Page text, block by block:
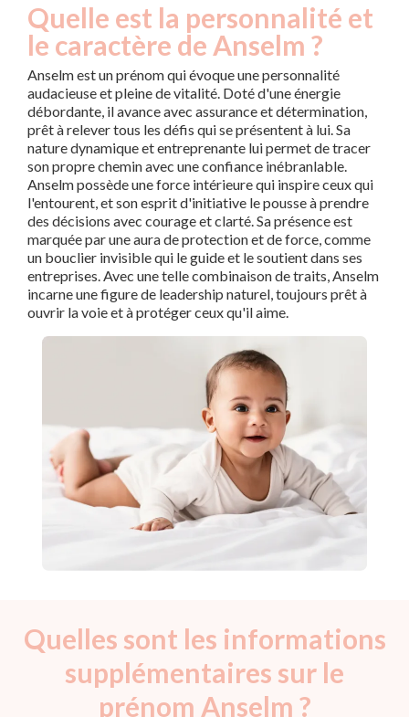
Quelle est la personnalité et
le caractère de Anselm ?
Anselm est un prénom qui évoque une personnalité
audacieuse et pleine de vitalité. Doté d'une énergie
débordante, il avance avec assurance et détermination,
prêt à relever tous les défis qui se présentent à lui. Sa
nature dynamique et entreprenante lui permet de tracer
son propre chemin avec une confiance inébranlable.
Anselm possède une force intérieure qui inspire ceux qui
l'entourent, et son esprit d'initiative le pousse à prendre
des décisions avec courage et clarté. Sa présence est
marquée par une aura de protection et de force, comme
un bouclier invisible qui le guide et le soutient dans ses
entreprises. Avec une telle combinaison de traits, Anselm
incarne une figure de leadership naturel, toujours prêt à
ouvrir la voie et à protéger ceux qu'il aime.
Quelles sont les informations
supplémentaires sur le
prénom Anselm ?